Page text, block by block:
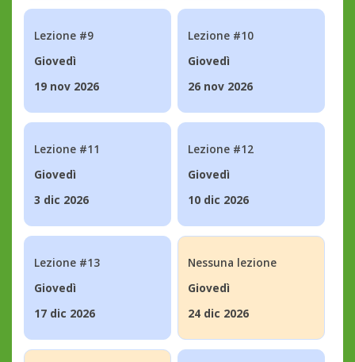
Lezione #9
Giovedì
19 nov 2026
Lezione #10
Giovedì
26 nov 2026
Lezione #11
Giovedì
3 dic 2026
Lezione #12
Giovedì
10 dic 2026
Lezione #13
Giovedì
17 dic 2026
Nessuna lezione
Giovedì
24 dic 2026